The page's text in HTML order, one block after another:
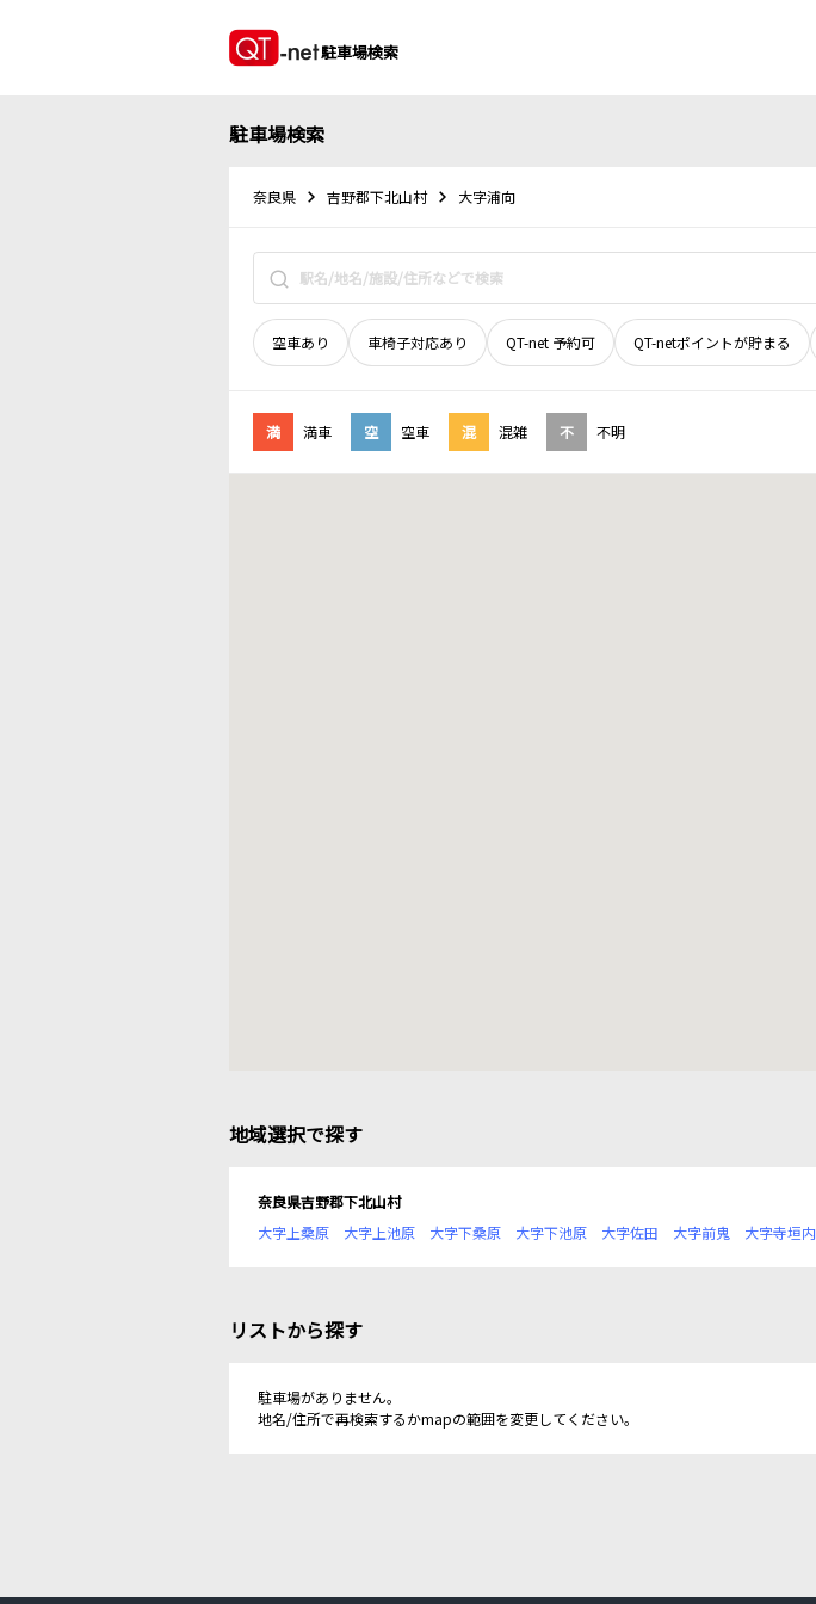
駐車場検索
駐車場検索
奈良県 吉野郡下北山村 大字浦向
空車あり 車椅子対応あり QT-net 予約可 QT-netポイントが貯まる
満 満車 空 空車 混 混雑 不 不明
地域選択で探す
奈良県吉野郡下北山村
大字上桑原
大字上池原 大字下桑原 大字下池原 大字佐田 大字前鬼 大字寺垣内
リストから探す
駐車場がありません。
地名/住所で再検索するかmapの範囲を変更してください。